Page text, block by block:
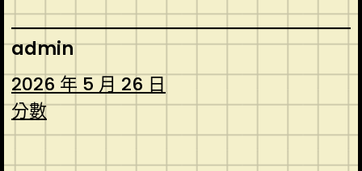
admin
2026 年 5 月 26 日
分數